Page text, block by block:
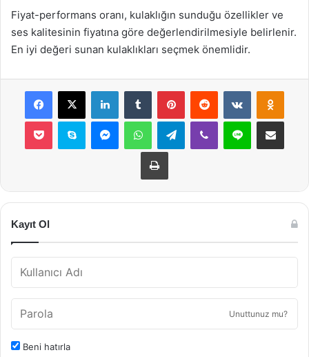
Fiyat-performans oranı, kulaklığın sunduğu özellikler ve
ses kalitesinin fiyatına göre değerlendirilmesiyle belirlenir.
En iyi değeri sunan kulaklıkları seçmek önemlidir.
Facebook
X LinkedInTumblr PinterestReddit VKontakte
Pocket Skype MessengerWhatsAppTelegramViber Line E-Posta ile
Yazdır
Kayıt Ol
Unuttunuz mu?
Beni hatırla